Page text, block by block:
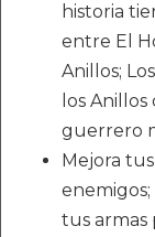
historia
entre El
Anillos;
los
guerrero
Mejora
tus armas